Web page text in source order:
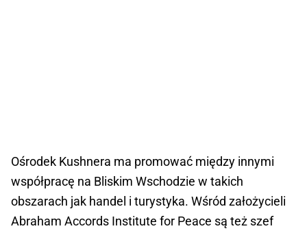
Ośrodek Kushnera ma promować między innymi
współpracę na Bliskim Wschodzie w takich
obszarach jak handel i turystyka. Wśród założycieli
Abraham Accords Institute for Peace są też szef